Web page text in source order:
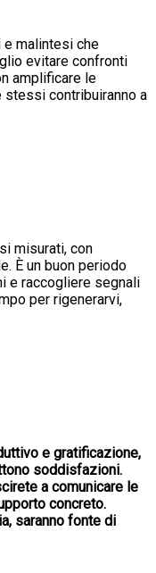
e malintesi che
evitare confronti
amplificare le
contribuiranno a
misurati, con
È un buon periodo
e raccogliere segnali
per rigenerarvi,
e gratificazione,
soddisfazioni.
a comunicare le
concreto.
saranno fonte di